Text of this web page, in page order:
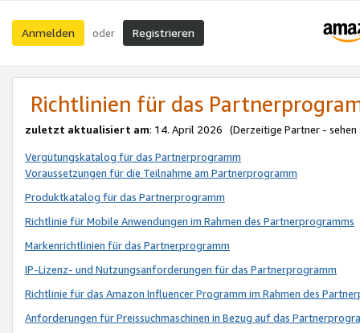
Anmelden oder Registrieren
Richtlinien für das
zuletzt aktualisiert am: 14. April 2026 (Derzeitige Partner - sehen
Vergütungskatalog für das Partnerprogramm
Voraussetzungen für die Teilnahme am Partnerprogramm
Produktkatalog für das Partnerprogramm
Richtlinie für Mobile Anwendungen im Rahmen des Partnerprogramms
Markenrichtlinien für das Partnerprogramm
IP-Lizenz- und Nutzungsanforderungen für das Partnerprogramm
Richtlinie für das Amazon Influencer Programm im Rahmen des
Anforderungen für Preissuchmaschinen in Bezug auf das